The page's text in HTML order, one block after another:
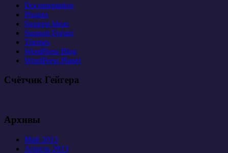
Documentation
Plugins
Suggest Ideas
Support Forum
Themes
WordPress Blog
WordPress Planet
Счётчик Гейгера
Архивы
Май 2013
Апрель 2013